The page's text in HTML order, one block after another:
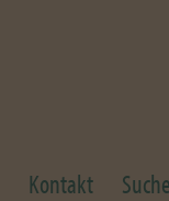
Kontakt Suche